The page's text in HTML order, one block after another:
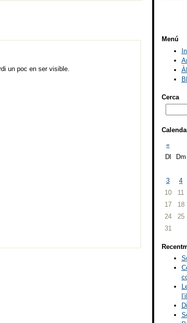
un poc en ser visible.
Menú
Cerca
«
Dl
Dm
3
4
10
11
17
18
24
25
31